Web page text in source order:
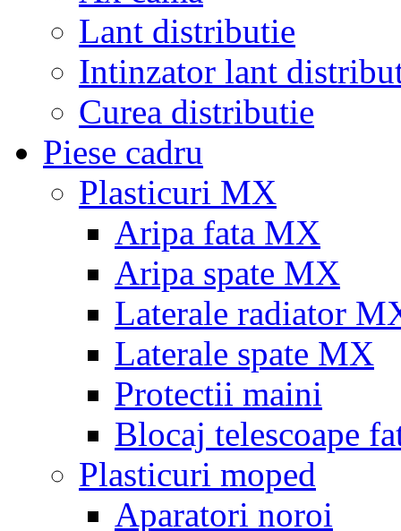
Lant distributie
Intinzator lant
Curea distributie
Piese cadru
Plasticuri MX
Aripa fata MX
Aripa spate MX
Laterale radiator
Laterale spate MX
Protectii maini
Blocaj telescoape
Plasticuri moped
Aparatori noroi